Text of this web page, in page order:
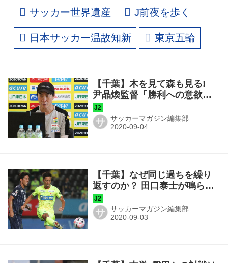
サッカー世界遺産 J前夜を歩く
日本サッカー温故知新 東京五輪
【千葉】木を見て森も見る!
尹晶煥監督「勝利への意欲を
宿せ」
サ サッカーマガジン編集部
【千葉】なぜ同じ過ちを繰り
返すのか？ 田口泰士が鳴らす
警鐘「意識を変えなければ厳
しい」
サ サッカーマガジン編集部